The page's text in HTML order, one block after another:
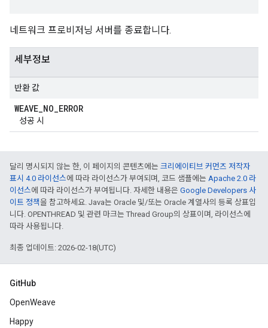
네트워크 프로비저닝 서버를 종료합니다.
세부정보
반환 값
WEAVE_NO_ERROR
성공 시
달리 명시되지 않는 한, 이 페이지의 콘텐츠에는 크리에이티브 커먼즈 저작자
표시 4.0 라이선스에 따라 라이선스가 부여되며, 코드 샘플에는 Apache 2.0 라
이선스에 따라 라이선스가 부여됩니다. 자세한 내용은 Google Developers 사
이트 정책을 참고하세요. Java는 Oracle 및/또는 Oracle 계열사의 등록 상표입
니다. OPENTHREAD 및 관련 마크는 Thread Group의 상표이며, 라이선스에
따라 사용됩니다.
최종 업데이트: 2026-02-18(UTC)
GitHub
OpenWeave
Happy